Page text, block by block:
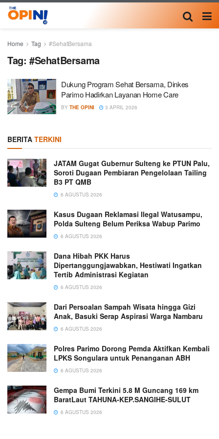
Home Tag #SehatBersama
Tag: #SehatBersama
Dukung Program Sehat Bersama, Dinkes
Parimo Hadirkan Layanan Home Care
BY THE OPINI 3 APRIL 2026
BERITA TERKINI
JATAM Gugat Gubernur Sulteng ke PTUN Palu,
Soroti Dugaan Pembiaran Pengelolaan Tailing
B3 PT QMB
6 AGUSTUS 2026
Kasus Dugaan Reklamasi Ilegal Watusampu,
Polda Sulteng Belum Periksa Wabup Parimo
6 AGUSTUS 2026
Dana Hibah PKK Harus
Dipertanggungjawabkan, Hestiwati Ingatkan
Tertib Administrasi Kegiatan
6 AGUSTUS 2026
Dari Persoalan Sampah Wisata hingga Gizi
Anak, Basuki Serap Aspirasi Warga Nambaru
6 AGUSTUS 2026
Polres Parimo Dorong Pemda Aktifkan Kembali
LPKS Songulara untuk Penanganan ABH
6 AGUSTUS 2026
Gempa Bumi Terkini 5.8 M Guncang 169 km
BaratLaut TAHUNA-KEP.SANGIHE-SULUT
6 AGUSTUS 2026